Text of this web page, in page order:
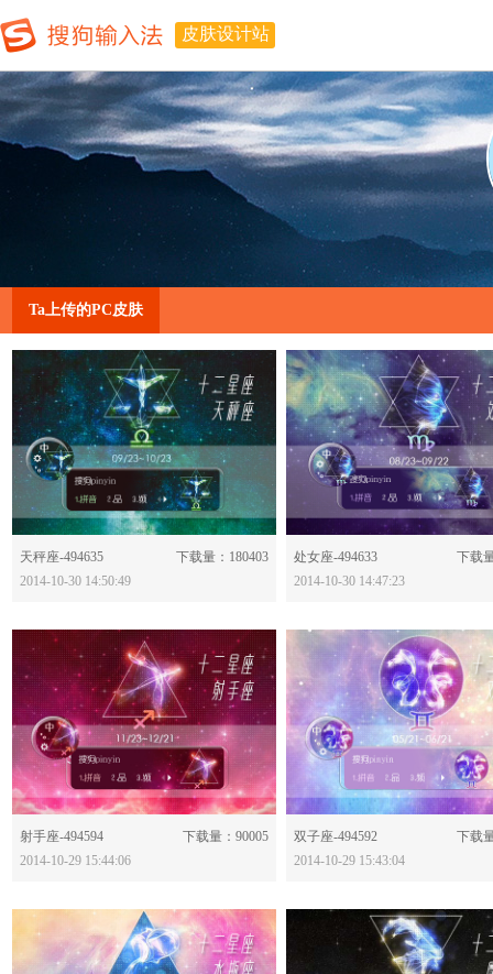
皮肤设计站
Ta上传的PC皮肤
天秤座-494635
下载量：180403
2014-10-30 14:50:49
处女座-494633
下载
2014-10-30 14:47:23
射手座-494594
下载量：90005
2014-10-29 15:44:06
双子座-494592
下载
2014-10-29 15:43:04